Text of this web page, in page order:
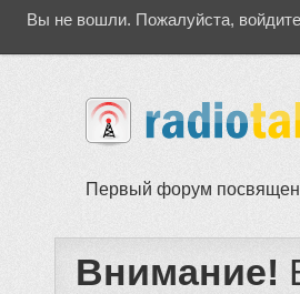
Вы не вошли. Пожалуйста,
Первый форум
Внимание!